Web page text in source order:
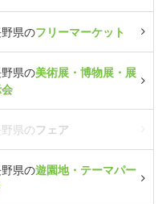
県のフリーマーケット
県の美術展・博物展・展
県のフェア
県の遊園地・テーマパー